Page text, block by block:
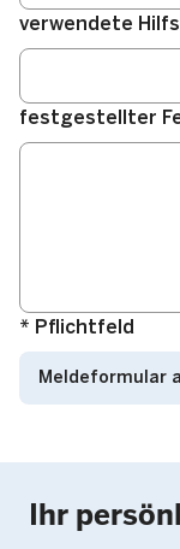
verwendete
festgestellter
* Pflichtfeld
Ihr